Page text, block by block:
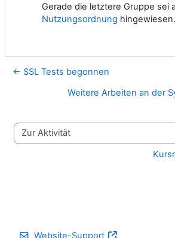
Gerade die letztere Gruppe sei
Nutzungsordnung hingewiesen.
← SSL Tests begonnen
Weitere Arbeiten an der
Zur Aktivität
Website-Support